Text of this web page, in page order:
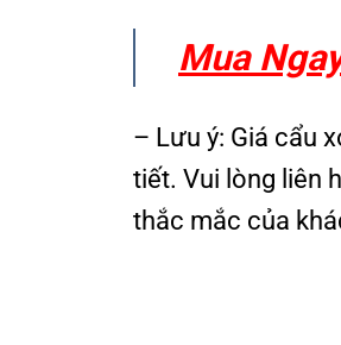
Mua
– Lưu ý: Giá cẩu
tiết. Vui lòng liên
thắc mắc của